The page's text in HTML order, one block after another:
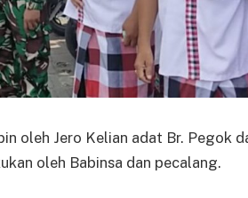
oleh Jero Kelian adat Br. Pegok
oleh Babinsa dan pecalang.